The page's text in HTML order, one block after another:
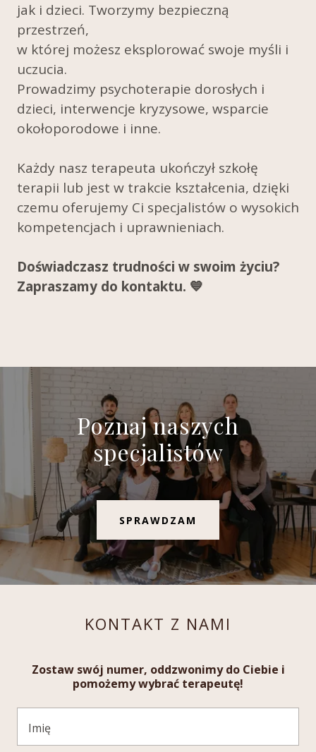
jak i dzieci. Tworzymy bezpieczną
przestrzeń,
w której możesz eksplorować swoje myśli i
uczucia.
Prowadzimy psychoterapie dorosłych i
dzieci, interwencje kryzysowe, wsparcie
okołoporodowe i inne.
Każdy nasz terapeuta ukończył szkołę
terapii lub jest w trakcie kształcenia, dzięki
czemu oferujemy Ci specjalistów o wysokich
kompetencjach i uprawnieniach.
Doświadczasz trudności w swoim życiu?
Zapraszamy do kontaktu. 💙
Poznaj naszych
specjalistów
SPRAWDZAM
KONTAKT Z NAMI
Zostaw swój numer, oddzwonimy do Ciebie i
pomożemy wybrać terapeutę!
Imię